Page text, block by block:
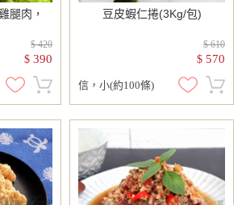
腿肉，
$ 420
$ 390
豆皮蝦仁捲(3Kg/包)
$ 610
$ 570
信，小(約100條)